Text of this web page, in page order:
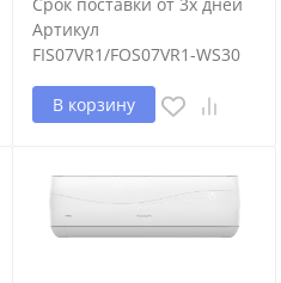
Артикул
FIS07VR1/FOS07VR1-WS30
В корзину